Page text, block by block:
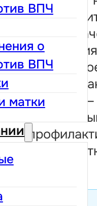
ВПЧ
о
ВПЧ
матки
или
три года
шейки